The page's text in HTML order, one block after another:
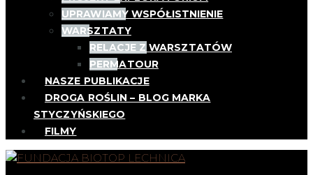
UPRAWIAMY WSPÓŁISTNIENIE
WARSZTATY
RELACJE Z WARSZTATÓW
PERMATOUR
NASZE PUBLIKACJE
DROGA ROŚLIN – BLOG MARKA
STYCZYŃSKIEGO
FILMY